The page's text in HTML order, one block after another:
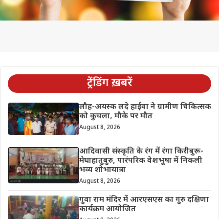
ट्रेंडिंग ख़बरें
लौह-अयस्क लदे हाईवा ने ग्रामीण चिकित्सक
को कुचला, मौके पर मौत
August 8, 2026
आदिवासी संस्कृति के रंग में रंगा किरीबुरू-
मेघाहातुबुरु, पारंपरिक वेशभूषा में निकली
भव्य शोभायात्रा
August 8, 2026
गुवा राम मंदिर में आरएसएस का गुरु दक्षिणा
कार्यक्रम आयोजित